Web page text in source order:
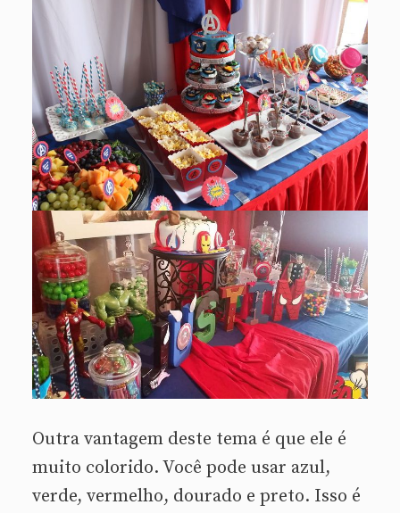
Outra vantagem deste tema é que ele é
muito colorido. Você pode usar azul,
verde, vermelho, dourado e preto. Isso é